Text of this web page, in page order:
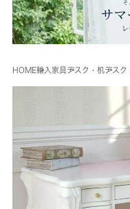
HOME輸入家具 デスク・机デスク